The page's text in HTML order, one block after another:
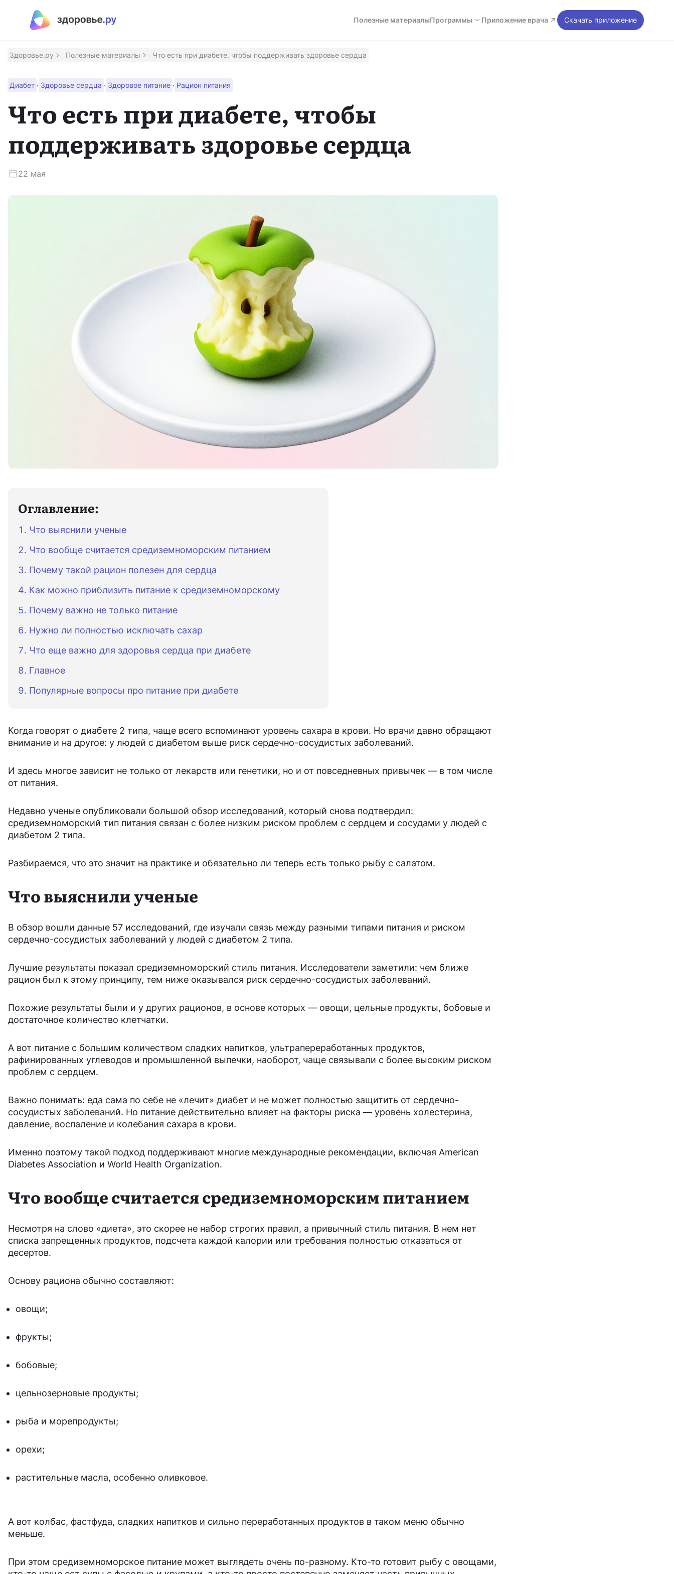
Полезные материалыПрограммы Приложение врача Скачать приложение
Здоровье.ру Полезные материалы Что есть при диабете, чтобы поддерживать здоровье сердца
Диабет · Здоровье сердца · Здоровое питание · Рацион питания
Что есть при диабете, чтобы
поддерживать здоровье сердца
22 мая
Когда говорят о диабете 2 типа, чаще всего вспоминают уровень сахара в крови. Но врачи давно обращают
внимание и на другое: у людей с диабетом выше риск сердечно-сосудистых заболеваний.
И здесь многое зависит не только от лекарств или генетики, но и от повседневных привычек — в том числе
от питания.
Недавно ученые опубликовали большой обзор исследований, который снова подтвердил:
средиземноморский тип питания связан с более низким риском проблем с сердцем и сосудами у людей с
диабетом 2 типа.
Разбираемся, что это значит на практике и обязательно ли теперь есть только рыбу с салатом.
Что выяснили ученые
В обзор вошли данные 57 исследований, где изучали связь между разными типами питания и риском
сердечно-сосудистых заболеваний у людей с диабетом 2 типа.
Лучшие результаты показал средиземноморский стиль питания. Исследователи заметили: чем ближе
рацион был к этому принципу, тем ниже оказывался риск сердечно-сосудистых заболеваний.
Похожие результаты были и у других рационов, в основе которых — овощи, цельные продукты, бобовые и
достаточное количество клетчатки.
А вот питание с большим количеством сладких напитков, ультрапереработанных продуктов,
рафинированных углеводов и промышленной выпечки, наоборот, чаще связывали с более высоким риском
проблем с сердцем.
Важно понимать: еда сама по себе не «лечит» диабет и не может полностью защитить от сердечно-
сосудистых заболеваний. Но питание действительно влияет на факторы риска — уровень холестерина,
давление, воспаление и колебания сахара в крови.
Именно поэтому такой подход поддерживают многие международные рекомендации, включая American
Diabetes Association и World Health Organization.
Что вообще считается средиземноморским питанием
Несмотря на слово «диета», это скорее не набор строгих правил, а привычный стиль питания. В нем нет
списка запрещенных продуктов, подсчета каждой калории или требования полностью отказаться от
десертов.
Основу рациона обычно составляют:
овощи;
фрукты;
бобовые;
цельнозерновые продукты;
рыба и морепродукты;
орехи;
растительные масла, особенно оливковое.
А вот колбас, фастфуда, сладких напитков и сильно переработанных продуктов в таком меню обычно
меньше.
При этом средиземноморское питание может выглядеть очень по-разному. Кто-то готовит рыбу с овощами,
Оглавление:
Что выяснили ученые
Что вообще считается средиземноморским питанием
Почему такой рацион полезен для сердца
Как можно приблизить питание к средиземноморскому
Почему важно не только питание
Нужно ли полностью исключать сахар
Что еще важно для здоровья сердца при диабете
Главное
Популярные вопросы про питание при диабете
Полезные материалы
Программы
Восстановление после инсульта
Контроль над псориазом
Программа для людей с ВМД и ДМО
Скачать приложение